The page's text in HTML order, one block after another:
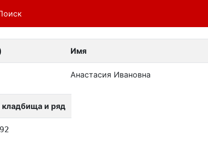
Имя
Анастасия Ивановна
кладбища и ряд